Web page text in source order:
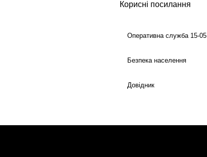
Корисні посилання
Оперативна служба 15-05
Безпека населення
Довідник